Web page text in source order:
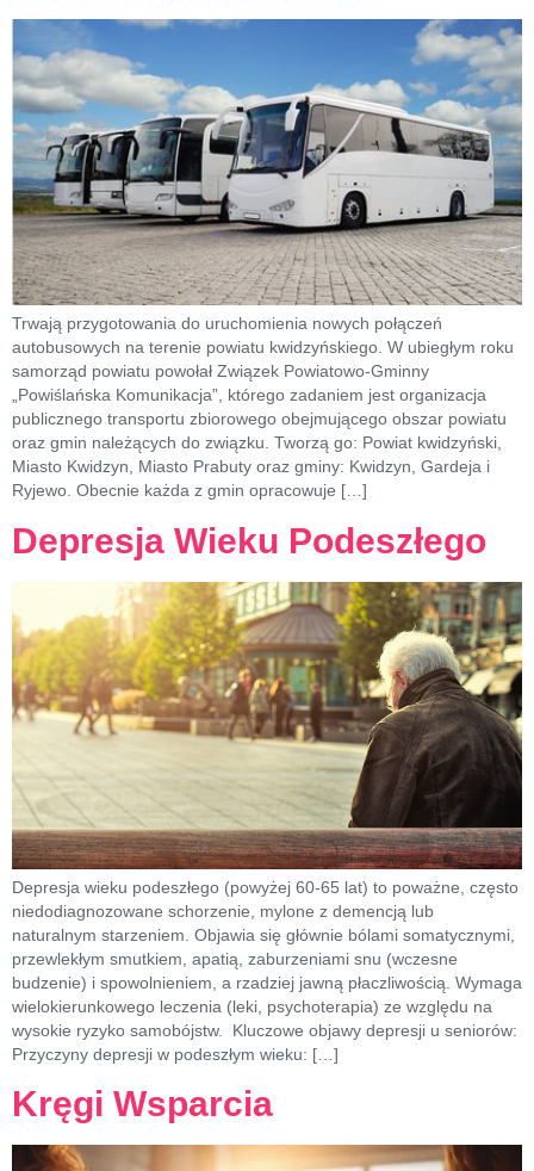
Trwają przygotowania do uruchomienia nowych połączeń
autobusowych na terenie powiatu kwidzyńskiego. W ubiegłym roku
samorząd powiatu powołał Związek Powiatowo-Gminny
„Powiślańska Komunikacja”, którego zadaniem jest organizacja
publicznego transportu zbiorowego obejmującego obszar powiatu
oraz gmin należących do związku. Tworzą go: Powiat kwidzyński,
Miasto Kwidzyn, Miasto Prabuty oraz gminy: Kwidzyn, Gardeja i
Ryjewo. Obecnie każda z gmin opracowuje […]
Depresja Wieku Podeszłego
Depresja wieku podeszłego (powyżej 60-65 lat) to poważne, często
niedodiagnozowane schorzenie, mylone z demencją lub
naturalnym starzeniem. Objawia się głównie bólami somatycznymi,
przewlekłym smutkiem, apatią, zaburzeniami snu (wczesne
budzenie) i spowolnieniem, a rzadziej jawną płaczliwością. Wymaga
wielokierunkowego leczenia (leki, psychoterapia) ze względu na
wysokie ryzyko samobójstw. Kluczowe objawy depresji u seniorów:
Przyczyny depresji w podeszłym wieku: […]
Kręgi Wsparcia